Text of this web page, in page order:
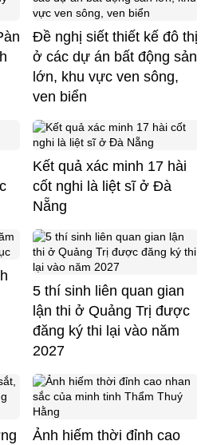
Đề nghị siết thiết kế đô thị
ở các dự án bất động sản
lớn, khu vực ven sông,
ven biển
Kết quả xác minh 17 hài
cốt nghi là liệt sĩ ở Đà
Nẵng
5 thí sinh liên quan gian
lận thi ở Quảng Trị được
đăng ký thi lại vào năm
2027
Ảnh hiếm thời đỉnh cao